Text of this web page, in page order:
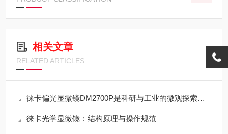
相关文章
RELATED ARTICLES
徕卡偏光显微镜DM2700P是科研与工业的微观探索仪器
徕卡光学显微镜：结构原理与操作规范